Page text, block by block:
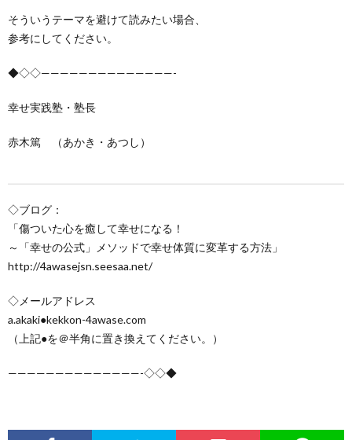
そういうテーマを避けて読みたい場合、
参考にしてください。
◆◇◇——————————————-
幸せ実践塾・塾長
赤木篤 （あかき・あつし）
◇ブログ：
「傷ついた心を癒して幸せになる！
～「幸せの公式」メソッドで幸せ体質に変革する方法」
http://4awasejsn.seesaa.net/
◇メールアドレス
a.akaki●kekkon-4awase.com
（上記●を＠半角に置き換えてください。）
——————————————-◇◇◆